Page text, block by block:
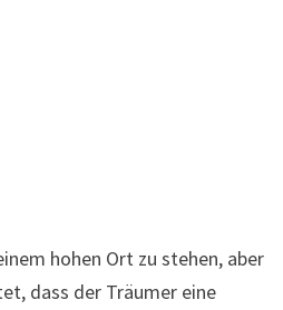
hohen Ort zu stehen, aber
dass der Träumer eine